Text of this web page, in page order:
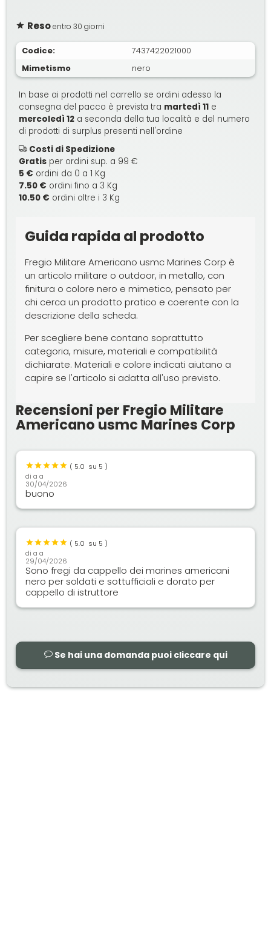
Resoentro 30 giorni
Codice:
7437422021000
Mimetismo
nero
In base ai prodotti nel carrello se ordini adesso la
consegna del pacco è prevista tra martedì 11 e
mercoledì 12 a seconda della tua località e del numero
di prodotti di surplus presenti nell'ordine
Costi di Spedizione
Gratis per ordini sup. a 99 €
5 € ordini da 0 a 1 Kg
7.50 € ordini fino a 3 Kg
10.50 € ordini oltre i 3 Kg
Guida rapida al prodotto
Fregio Militare Americano usmc Marines Corp è
un articolo militare o outdoor, in metallo, con
finitura o colore nero e mimetico, pensato per
chi cerca un prodotto pratico e coerente con la
descrizione della scheda.
Per scegliere bene contano soprattutto
categoria, misure, materiali e compatibilità
dichiarate. Materiali e colore indicati aiutano a
capire se l'articolo si adatta all'uso previsto.
Recensioni per Fregio Militare
Americano usmc Marines Corp
( 5.0 su 5 )
dia a
30/04/2026
buono
( 5.0 su 5 )
dia a
29/04/2026
Sono fregi da cappello dei marines americani
nero per soldati e sottufficiali e dorato per
cappello di istruttore
Se hai una domanda puoi cliccare qui